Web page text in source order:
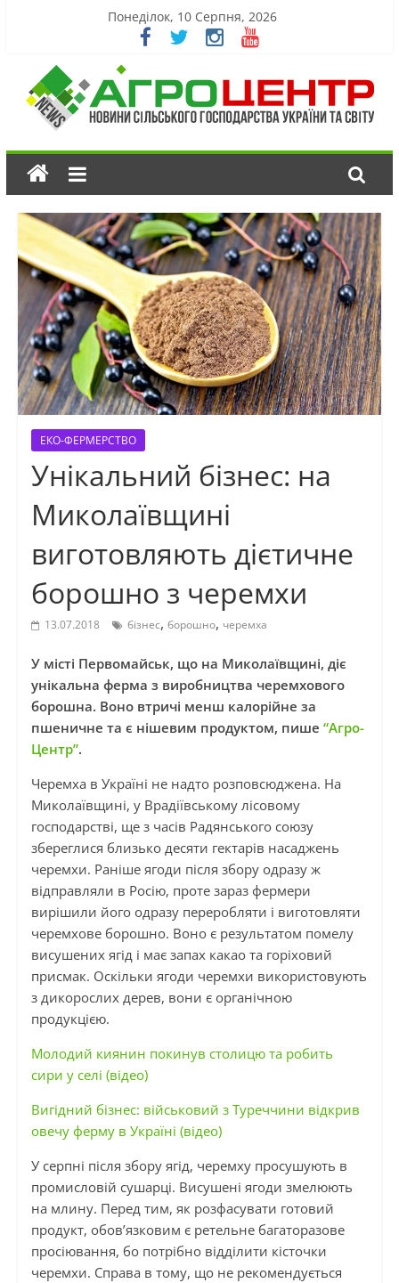
Понеділок, 10 Серпня, 2026
ЕКО-ФЕРМЕРСТВО
Унікальний бізнес: на
Миколаївщині
виготовляють дієтичне
борошно з черемхи
13.07.2018 бізнес, борошно, черемха
У місті Первомайськ, що на Миколаївщині, діє
унікальна ферма з виробництва черемхового
борошна. Воно втричі менш калорійне за
пшеничне та є нішевим продуктом, пише “Агро-
Центр”.
Черемха в Україні не надто розповсюджена. На
Миколаївщині, у Врадіївському лісовому
господарстві, ще з часів Радянського союзу
збереглися близько десяти гектарів насаджень
черемхи. Раніше ягоди після збору одразу ж
відправляли в Росію, проте зараз фермери
вирішили його одразу переробляти і виготовляти
черемхове борошно. Воно є результатом помелу
висушених ягід і має запах какао та горіховий
присмак. Оскільки ягоди черемхи використовують
з дикорослих дерев, вони є органічною
продукцією.
Молодий киянин покинув столицю та робить
сири у селі (відео)
Вигідний бізнес: військовий з Туреччини відкрив
овечу ферму в Україні (відео)
У серпні після збору ягід, черемху просушують в
промисловій сушарці. Висушені ягоди змелюють
на млину. Перед тим, як розфасувати готовий
продукт, обов’язковим є ретельне багаторазове
просіювання, бо потрібно відділити кісточки
черемхи. Справа в тому, що не рекомендується